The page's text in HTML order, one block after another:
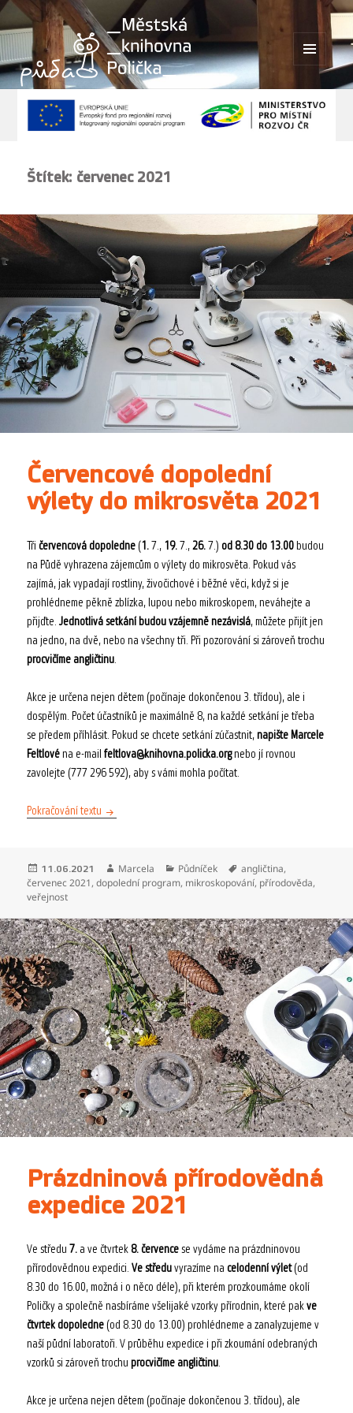
MENU
WIDGETY
Štítek: červenec 2021
Červencové dopolední
výlety do mikrosvěta 2021
Třičervencová dopoledne(1.7., 19.7.,26.7.)od 8.30 do 13.00 budou
na Půdě vyhrazena zájemcům o výlety do mikrosvěta. Pokud vás
zajímá, jak vypadají rostliny, živočichové i běžné věci, když si je
prohlédneme pěkně zblízka, lupou nebo mikroskopem, neváhejte a
přijďte.Jednotlivá setkání budou vzájemně nezávislá, můžete přijít jen
na jedno, na dvě, nebo na všechny tři. Při pozorování si zároveň trochu
procvičíme angličtinu.
Akce je určena nejen dětem (počínaje dokončenou 3. třídou), ale i
dospělým. Počet účastníků je maximálně 8, na každé setkání je třeba
se předem příhlásit. Pokud se chcete setkání zúčastnit,napište Marcele
Feltlovéna e-mailfeltlova@knihovna.policka.orgnebo jí rovnou
zavolejte (777 296 592), aby s vámi mohla počítat.
Pokračování textu Červencové dopolední výlety do mikrosvěta 2021
Publikováno:
11.06.2021 Autor:
Marcela Rubriky:
Půdníček Štítky:
angličtina,
červenec 2021,dopolední program, mikroskopování, přírodověda,
veřejnost
Prázdninová přírodovědná
expedice 2021
Ve středu 7. a ve čtvrtek 8. červencese vydáme na prázdninovou
přírodovědnou expedici.Ve středuvyrazíme nacelodenní výlet(od
8.30 do 16.00, možná i o něco déle), při kterém prozkoumáme okolí
Poličky a společně nasbíráme všelijaké vzorky přírodnin, které pakve
čtvrtek dopoledne(od 8.30 do 13.00) prohlédneme a zanalyzujeme v
naší půdní laboratoři. V průběhu expedice i při zkoumání odebraných
vzorků si zároveň trochuprocvičíme angličtinu.
Akce je určena nejen dětem (počínaje dokončenou 3. třídou), ale